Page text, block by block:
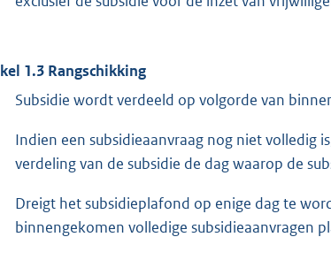
1.3 Rangschikking
Subsidie wordt verdeeld op volgorde van
Indien een subsidieaanvraag nog niet volledig
verdeling van de subsidie de dag waarop de
Dreigt het subsidieplafond op enige dag te
binnengekomen volledige subsidieaanvragen